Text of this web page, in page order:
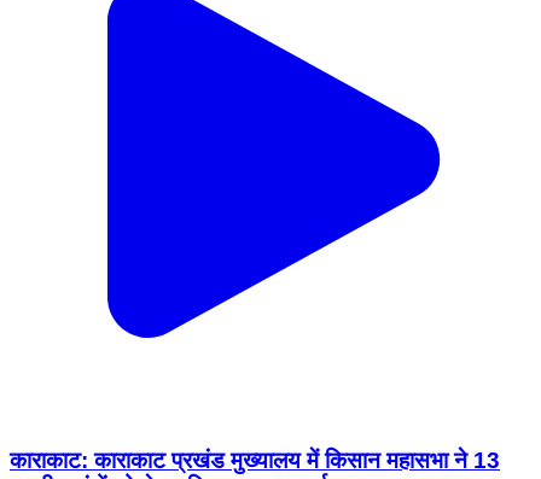
काराकाट: काराकाट प्रखंड मुख्यालय में किसान महासभा ने 13